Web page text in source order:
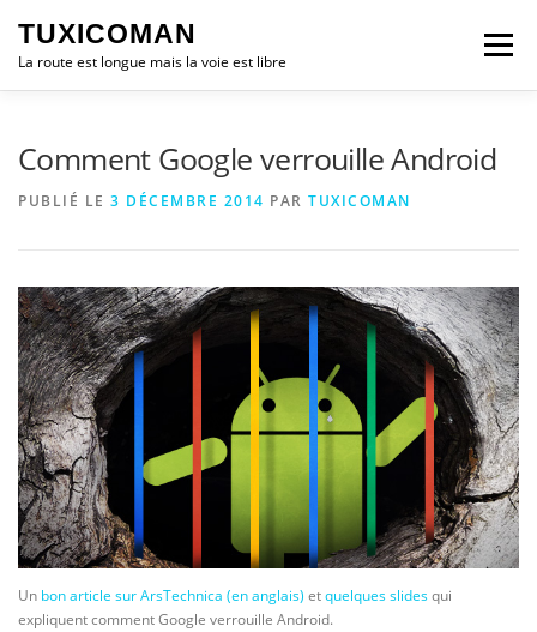
contenu
TUXICOMAN
La route est longue mais la voie est libre
Menu
Comment Google verrouille Android
PUBLIÉ LE 3 DÉCEMBRE 2014 PAR TUXICOMAN
Un bon article sur ArsTechnica (en anglais) etquelques slidesqui
expliquent comment Google verrouille Android.